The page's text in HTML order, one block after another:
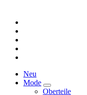
Neu
Mode
Oberteile